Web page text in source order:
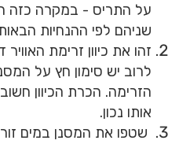
על התריס - במקרה כזה
שניהם לפי ההנחיות
זהו את כיוון זרימת
לרוב יש סימון חץ על
הזרימה. הכרת הכיוון
אותו נכון.
שטפו את המסנן במים